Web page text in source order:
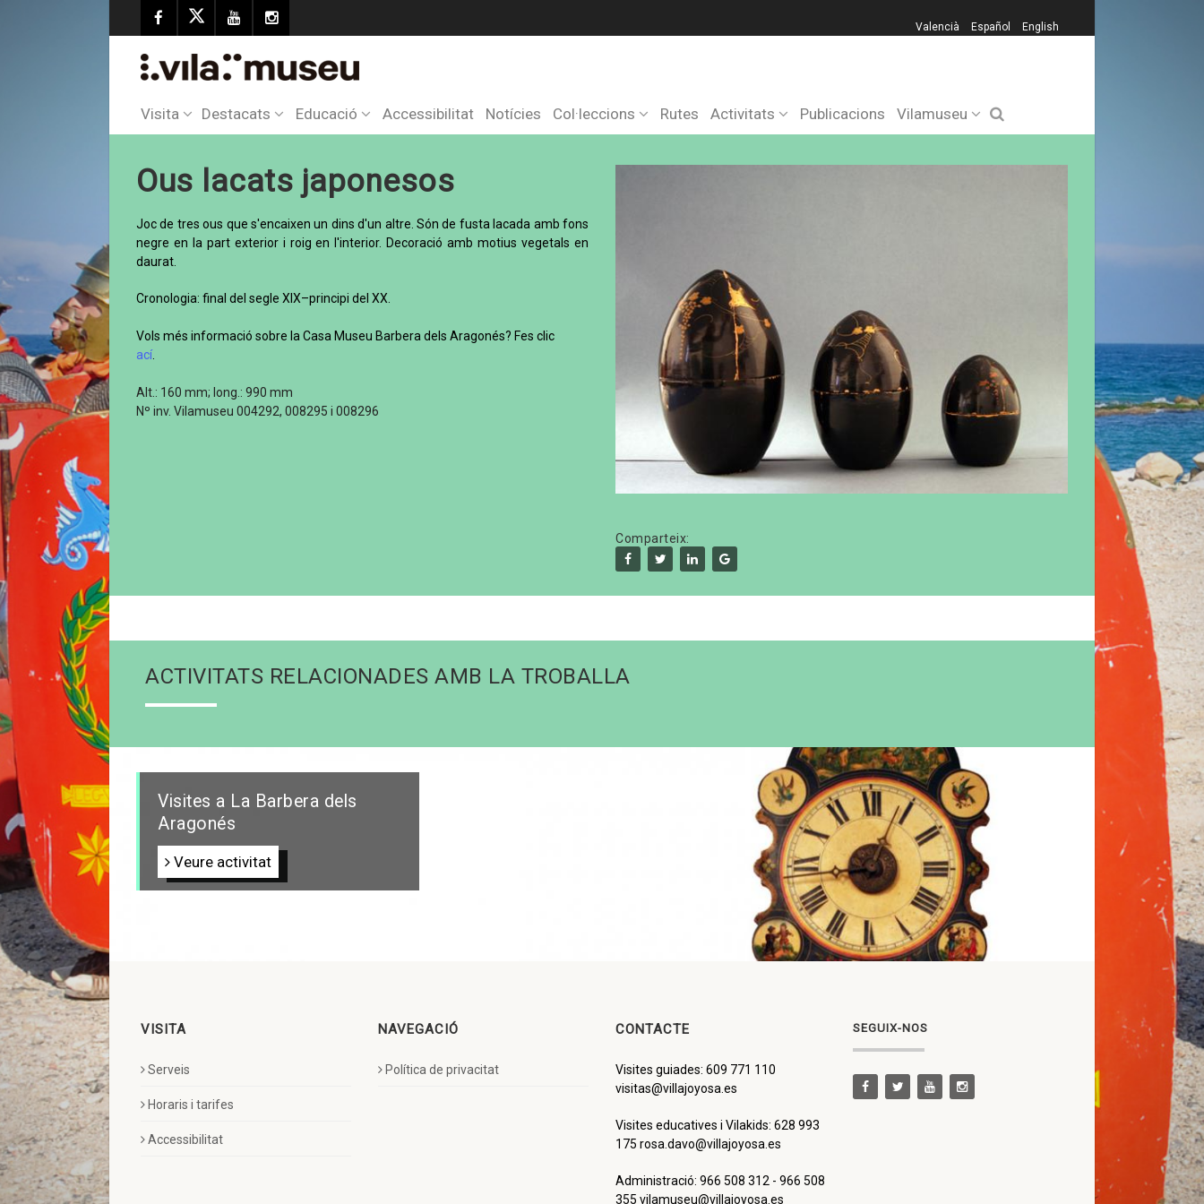
Valencià Español English
Visita Destacats Educació Accessibilitat Notícies Col·leccions Rutes Activitats Publicacions Vilamuseu
Ous lacats japonesos
Joc de tres ous que s'encaixen un dins d'un altre. Són de fusta lacada amb fons
negre en la part exterior i roig en l'interior. Decoració amb motius vegetals en
daurat.
Cronologia: final del segle XIX–principi del XX.
Vols més informació sobre la Casa Museu Barbera dels Aragonés? Fes clic
ací
Alt.: 160 mm; long.: 990 mm
Nº inv. Vilamuseu 004292, 008295 i 008296
Comparteix:
ACTIVITATS RELACIONADES AMB LA TROBALLA
Visites a La Barbera dels
Aragonés
Veure activitat
VISITA
Serveis
Horaris i tarifes
Accessibilitat
NAVEGACIÓ
Política de privacitat
CONTACTE
Visites guiades: 609 771 110
visitas@villajoyosa.es
Visites educatives i Vilakids: 628 993
175 rosa.davo@villajoyosa.es
Administració: 966 508 312 - 966 508
355 vilamuseu@villajoyosa.es
SEGUIX-NOS